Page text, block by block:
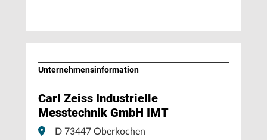
Unternehmens­information
Carl Zeiss Industrielle
Messtechnik GmbH IMT
D 73447 Oberkochen